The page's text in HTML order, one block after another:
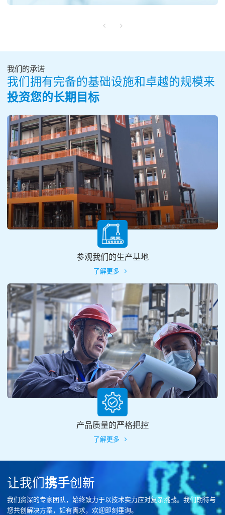
我们的承诺
我们拥有完备的基础设施和卓越的规模来
投资您的长期目标
参观我们的生产基地
了解更多
产品质量的严格把控
了解更多
让我们携手创新
我们资深的专家团队，始终致力于以技术实力应对复杂挑战。我们期待与
您共创解决方案，如有需求，欢迎即刻垂询。